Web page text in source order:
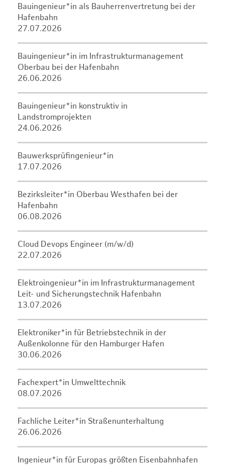
Bauingenieur*in als Bauherrenvertretung bei der
Hafenbahn
27.07.2026
Bauingenieur*in im Infrastrukturmanagement
Oberbau bei der Hafenbahn
26.06.2026
Bauingenieur*in konstruktiv in
Landstromprojekten
24.06.2026
Bauwerksprüfingenieur*in
17.07.2026
Bezirksleiter*in Oberbau Westhafen bei der
Hafenbahn
06.08.2026
Cloud Devops Engineer (m/w/d)
22.07.2026
Elektroingenieur*in im Infrastrukturmanagement
Leit- und Sicherungstechnik Hafenbahn
13.07.2026
Elektroniker*in für Betriebstechnik in der
Außenkolonne für den Hamburger Hafen
30.06.2026
Fachexpert*in Umwelttechnik
08.07.2026
Fachliche Leiter*in Straßenunterhaltung
26.06.2026
Ingenieur*in für Europas größten Eisenbahnhafen